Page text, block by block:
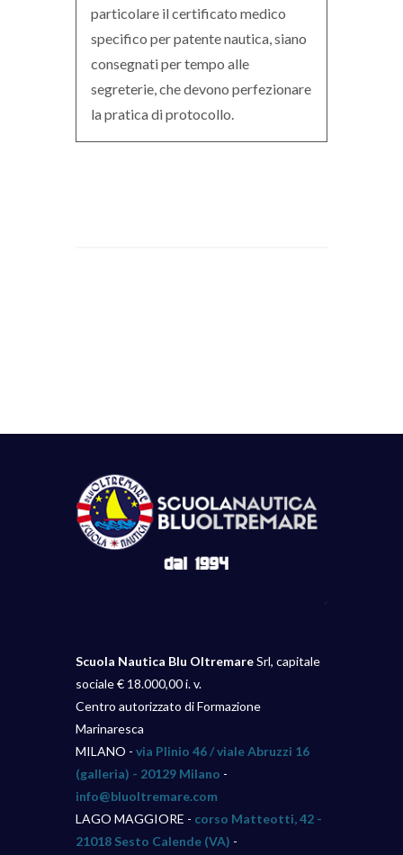
particolare il certificato medico
specifico per patente nautica, siano
consegnati per tempo alle
segreterie, che devono perfezionare
la pratica di protocollo.
Scuola Nautica Blu OltremareSrl, capitale
sociale € 18.000,00 i. v.
Centro autorizzato di Formazione
Marinaresca
MILANO - via Plinio 46 / viale Abruzzi 16
(galleria) - 20129 Milano -
info@bluoltremare.com
LAGO MAGGIORE - corso Matteotti, 42 -
21018 Sesto Calende (VA) -